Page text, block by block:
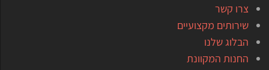
צרו קשר
שירותים מקצועיים
הבלוג שלנו
החנות המקוונת